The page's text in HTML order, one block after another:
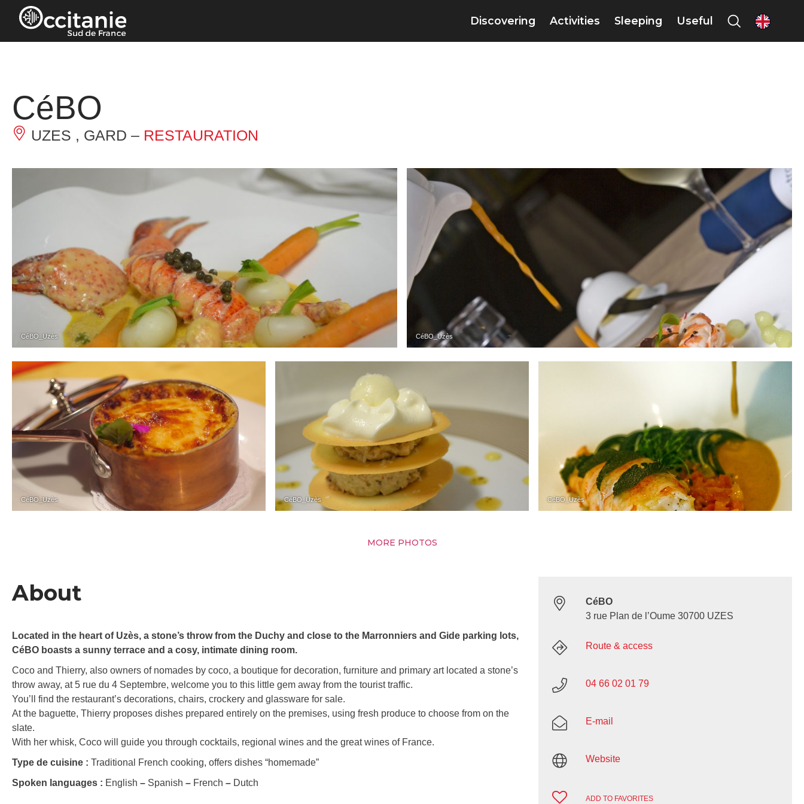
Cookies management panel
Discovering Activities Sleeping Useful en
CéBO
UZES , GARD – RESTAURATION
CéBO_Uzès CéBO_Uzès
CéBO_Uzès CéBO_Uzès CéBO_Uzès
MORE PHOTOS
About
Located in the heart of Uzès, a stone’s throw from the Duchy and close to the Marronniers and Gide parking lots,
CéBO boasts a sunny terrace and a cosy, intimate dining room.
Coco and Thierry, also owners of nomades by coco, a boutique for decoration, furniture and primary art located a stone’s
throw away, at 5 rue du 4 Septembre, welcome you to this little gem away from the tourist traffic.
You’ll find the restaurant’s decorations, chairs, crockery and glassware for sale.
At the baguette, Thierry proposes dishes prepared entirely on the premises, using fresh produce to choose from on the
slate.
With her whisk, Coco will guide you through cocktails, regional wines and the great wines of France.
Type de cuisine : Traditional French cooking, offers dishes “homemade”
Spoken languages : English – Spanish – French – Dutch
CéBO
3 rue Plan de l’Oume 30700 UZES
Route & access
04 66 02 01 79
E-mail
Website
ADD TO FAVORITES